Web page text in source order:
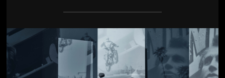
Jön még kép!